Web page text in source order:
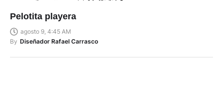
Pelotita playera
agosto 9, 4:45 AM
By Diseñador Rafael Carrasco